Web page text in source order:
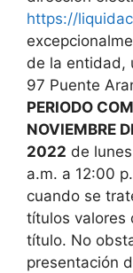
https://
de la entidad,
97 Puente
PERIODO
NOVIEMBRE
2022 de
a.m. a 12:00
cuando se
títulos valores
título. No
presentación